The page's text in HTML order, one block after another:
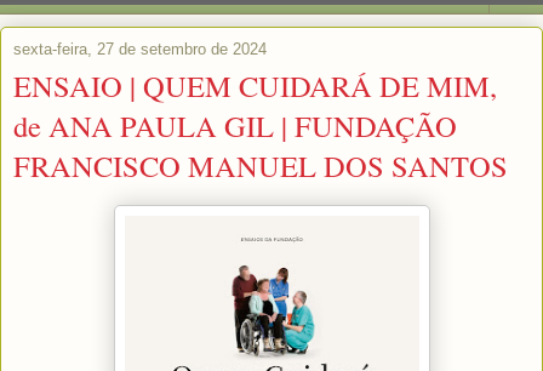
sexta-feira, 27 de setembro de 2024
ENSAIO | QUEM CUIDARÁ DE MIM,
de ANA PAULA GIL | FUNDAÇÃO
FRANCISCO MANUEL DOS SANTOS